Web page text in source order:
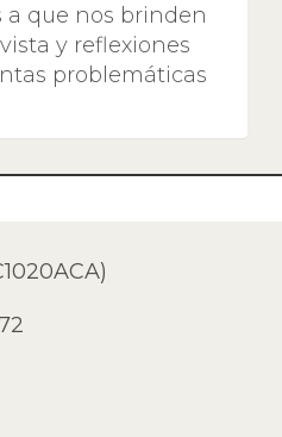
a que nos brinden
y reflexiones
problemáticas